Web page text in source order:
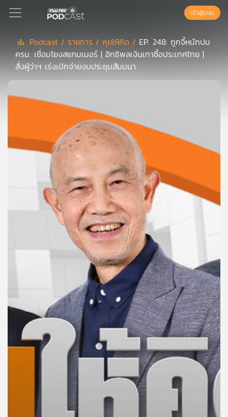
Podcast
เพล
แนะนำ
สต์
บทความ
ข่าว
เข้าสู่ระบบ
Podcast / รายการ / คุยให้คิด / EP. 248: ถูกจี้หนักปม
ครม. เชื่อมโยงสแกมเมอร์ | อิทธิพลเงินเทาซื้อประเทศไทย |
สั่งผู้ว่าฯ เร่งเบิกจ่ายงบประชุมสัมมนา